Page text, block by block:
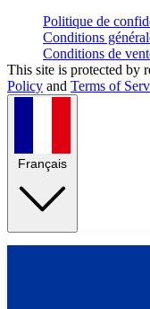
Politique de
Conditions
Conditions de
This site is protected by
Policy and Terms of
Français